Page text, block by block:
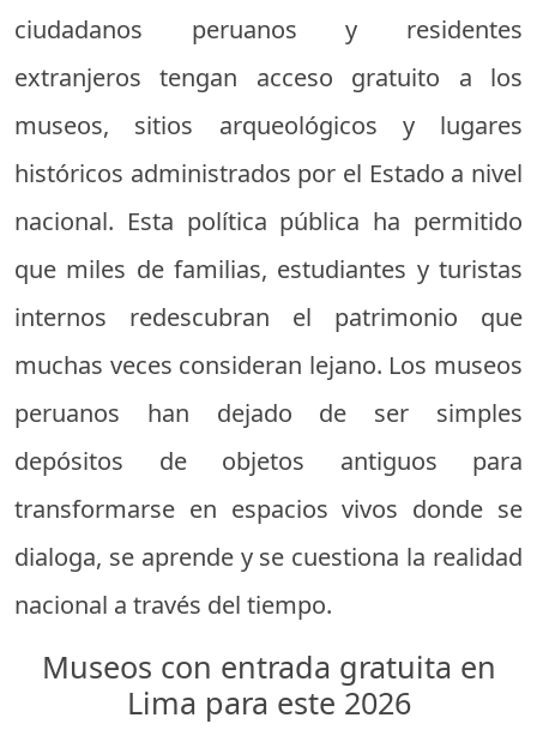
ciudadanos peruanos y residentes
extranjeros tengan acceso gratuito a los
museos, sitios arqueológicos y lugares
históricos administrados por el Estado a nivel
nacional. Esta política pública ha permitido
que miles de familias, estudiantes y turistas
internos redescubran el patrimonio que
muchas veces consideran lejano. Los museos
peruanos han dejado de ser simples
depósitos de objetos antiguos para
transformarse en espacios vivos donde se
dialoga, se aprende y se cuestiona la realidad
nacional a través del tiempo.
Museos con entrada gratuita en
Lima para este 2026